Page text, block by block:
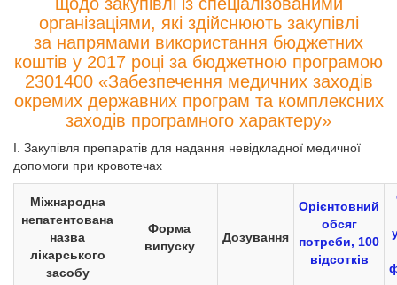
організаціями, які здійснюють закупівлі
за напрямами використання бюджетних
коштів у 2017 році за бюджетною програмою
2301400 «Забезпечення медичних заходів
окремих державних програм та комплексних
заходів програмного характеру»
I. Закупівля препаратів для надання невідкладної медичної
допомоги при кровотечах
Міжнародна
непатентована
назва
лікарського
засобу
Форма
випуску
Дозування
Орієнтовний
обсяг
потреби, 100
відсотків